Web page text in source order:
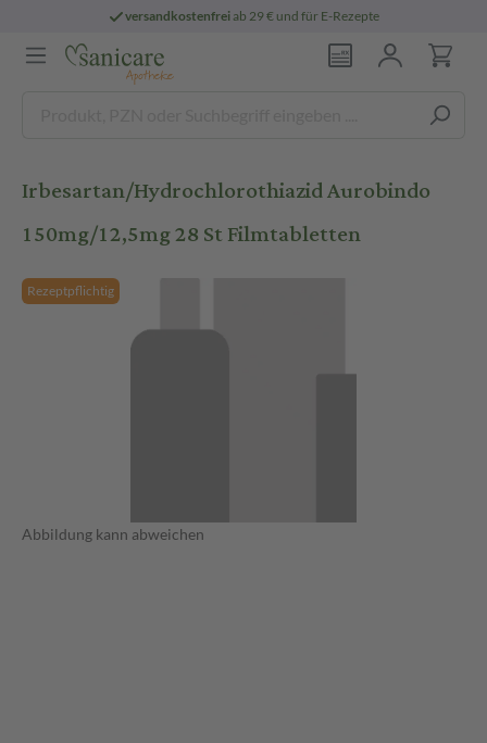
versandkostenfreiab 29 € und für E-Rezepte
Irbesartan/Hydrochlorothiazid Aurobindo
150mg/12,5mg 28 St Filmtabletten
Rezeptpflichtig
Abbildung kann abweichen